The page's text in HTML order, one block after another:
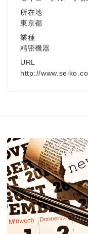
所在地
東京都
業種
精密機器
URL
http://